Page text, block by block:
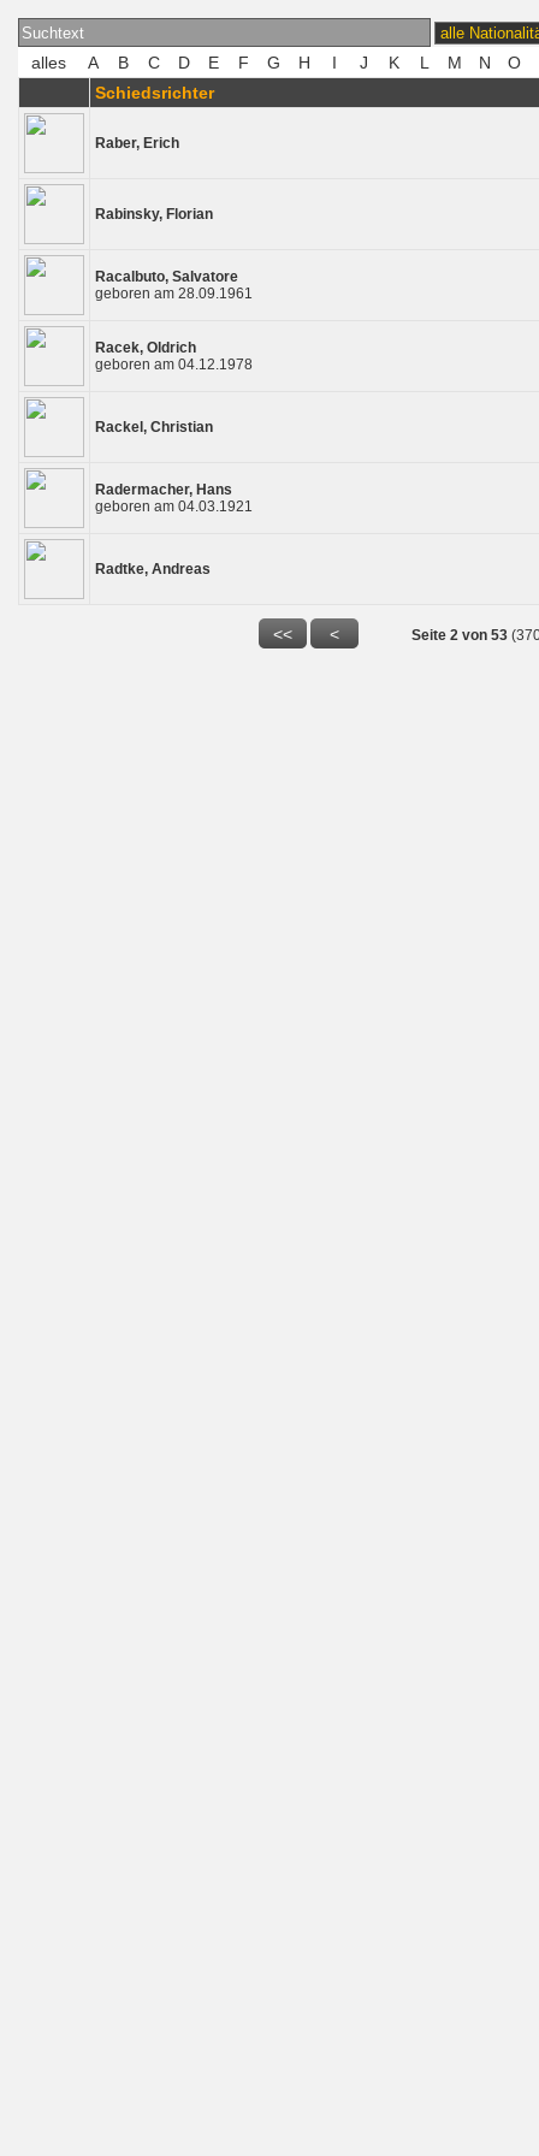
Schiedsrichter
Raber, Erich
Rabinsky, Florian
Racalbuto, Salvatore
geboren am 28.09.1961
Racek, Oldrich
geboren am 04.12.1978
Rackel, Christian
Radermacher, Hans
geboren am 04.03.1921
Radtke, Andreas
Seite 2 von 53